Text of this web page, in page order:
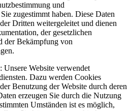
und
zugestimmt haben. Diese Daten
Dritten weitergeleitet und dienen
der gesetzlichen
der Bekämpfung von
Website verwendet
Dazu werden Cookies
Benutzung der Website durch deren
erzeugen Sie durch die Nutzung
Umständen ist es möglich,